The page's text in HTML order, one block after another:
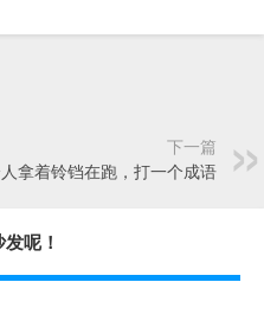
下一篇
拿着铃铛在跑，打一个成语
呢！